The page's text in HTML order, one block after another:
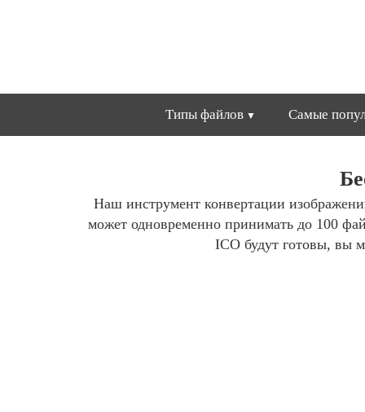
Типы файлов Самые
Наш инструмент конвертации
может одновременно принимать до 100
ICO будут готовы, вы